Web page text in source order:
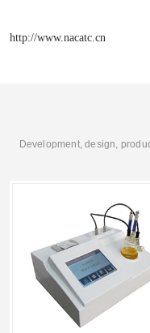
http://www.nacatc.cn
Development, design,